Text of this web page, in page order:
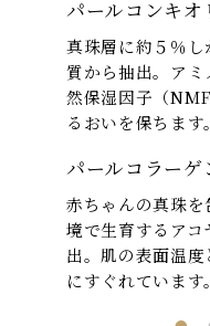
パールコンキオ
真珠層に約５％
質から抽出。ア
然保湿因子（
るおいを保ちます。
パールコラーゲ
赤ちゃんの真珠
境で生育するア
出。肌の表面温
にすぐれています。